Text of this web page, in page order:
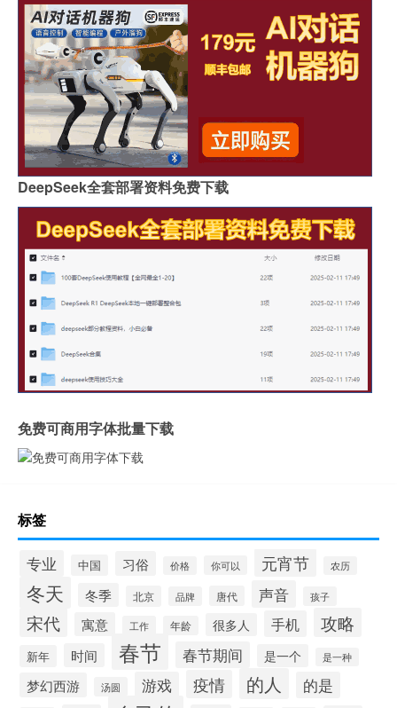
DeepSeek全套部署资料免费下载
免费可商用字体批量下载
标签
专业 中国 习俗 价格 你可以 元宵节 农历
冬天 冬季 北京 品牌 唐代 声音 孩子
宋代 寓意 工作 年龄 很多人 手机 攻略
新年 时间 春节 春节期间 是一个 是一种
梦幻西游 汤圆 游戏 疫情 的人 的是